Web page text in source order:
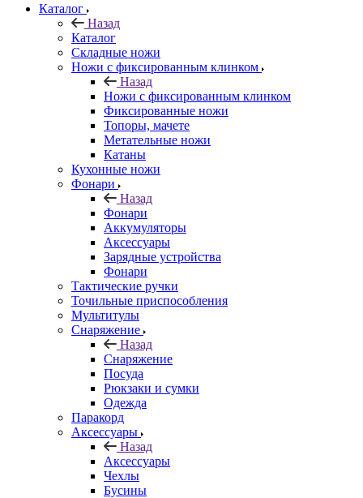
Каталог
Назад
Каталог
Складные ножи
Ножи с фиксированным клинком
Назад
Ножи с фиксированным клинком
Фиксированные ножи
Топоры, мачете
Метательные ножи
Катаны
Кухонные ножи
Фонари
Назад
Фонари
Аккумуляторы
Аксессуары
Зарядные устройства
Фонари
Тактические ручки
Точильные приспособления
Мультитулы
Снаряжение
Назад
Снаряжение
Посуда
Рюкзаки и сумки
Одежда
Паракорд
Аксессуары
Назад
Аксессуары
Чехлы
Бусины